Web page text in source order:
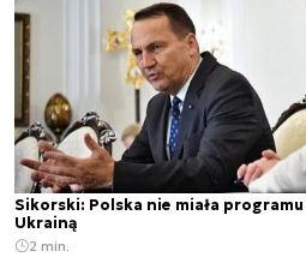
Sikorski: Polska nie miała
Ukrainą
2 min.